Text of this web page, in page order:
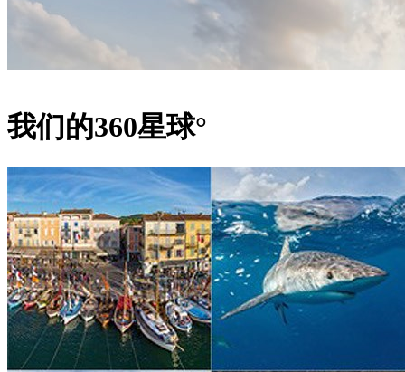
我们的360星球°